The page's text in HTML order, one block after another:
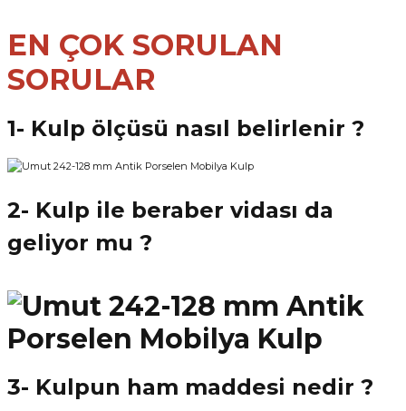
EN ÇOK SORULAN
SORULAR
1- Kulp ölçüsü nasıl belirlenir ?
2- Kulp ile beraber vidası da
geliyor mu ?
3- Kulpun ham maddesi nedir ?